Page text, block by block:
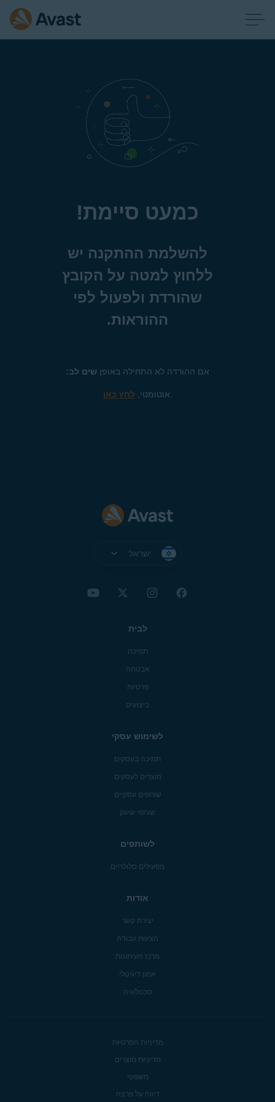
כמעט סיימת!
להשלמת ההתקנה יש
ללחוץ למטה על הקובץ
שהורדת ולפעול לפי
ההוראות.
שים לב:
אוטומטי, לחץ כאן .
ישראל
לבית
תמיכה
אבטחה
פרטיות
ביצועים
לשימוש עסקי
תמיכה בעסקים
מוצרים לעסקים
שותפים עסקיים
שותפי שיווק
לשותפים
מפעילים סלולריים
אודות
יצירת קשר
הצעות עבודה
מרכז העיתונות
אמון דיגיטלי
טכנולוגיה
מדיניות הפרטיות
מדיניות מוצרים
משפטי
דיווח על פרצה